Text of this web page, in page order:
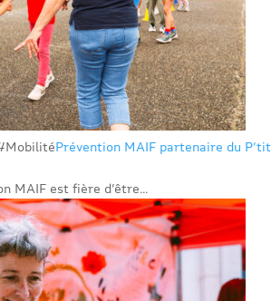
Prévention MAIF partenaire du P’tit
MAIF est fière d’être...